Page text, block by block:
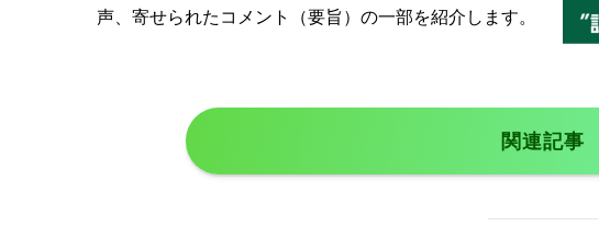
声、寄せられたコメント（要旨）の一部を紹介します。
関連記事